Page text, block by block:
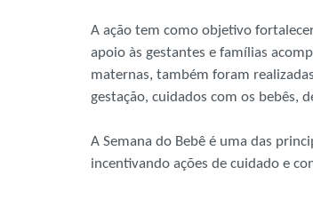
A ação tem como objetivo
apoio às gestantes e famílias
maternas, também foram
gestação, cuidados com os bebês,
A Semana do Bebê é uma das
incentivando ações de cuidado e